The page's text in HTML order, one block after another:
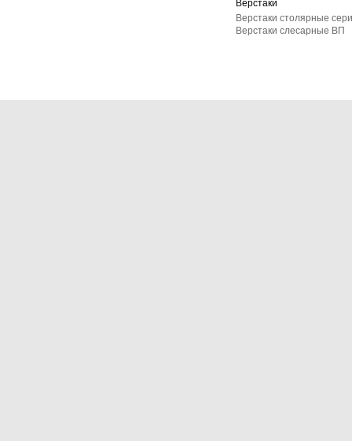
Верстаки
Верстаки столярные
Верстаки слесарные ВП